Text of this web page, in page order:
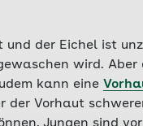
der Eichel ist
wird. Aber
kann eine
der Vorhaut